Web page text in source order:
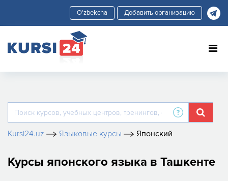
Добавить организацию
Kursi24.uz Языковые курсы Японский
Курсы японского языка в Ташкенте